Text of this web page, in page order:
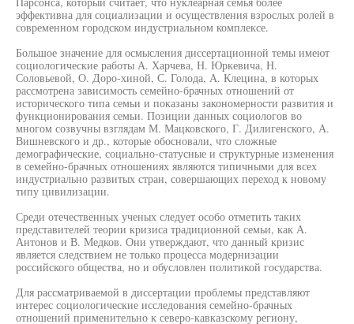
эффективна для социализации и осуществления взрослых ролей в
современном городском индустриальном комплексе.
Большое значение для осмысления диссертационной темы имеют
социологические работы А. Харчева, Н. Юркевича, Н.
Соловьевой, О. Доро-хиной, С. Голода, А. Клецина, в которых
рассмотрена зависимость семейно-брачных отношений от
исторического типа семьи и показаны закономерности развития и
функционирования семьи. Позиции данных социологов во
многом созвучны взглядам М. Мацковского, Г. Дилигенского, А.
Вишневского и др., которые обосновали, что сложные
демографические, социально-статусные и структурные изменения
в семейно-брачных отношениях являются типичными для всех
индустриально развитых стран, совершающих переход к новому
типу цивилизации.
Среди отечественных ученых следует особо отметить таких
представителей теории кризиса традиционной семьи, как А.
Антонов и В. Медков. Они утверждают, что данный кризис
является следствием не только процесса модернизации
российского общества, но и обусловлен политикой государства.
Для рассматриваемой в диссертации проблемы представляют
интерес социологические исследования семейно-брачных
отношений применительно к северо-кавказскому региону,